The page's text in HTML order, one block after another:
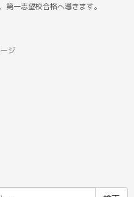
一志望校合格へ導きます。
ジ